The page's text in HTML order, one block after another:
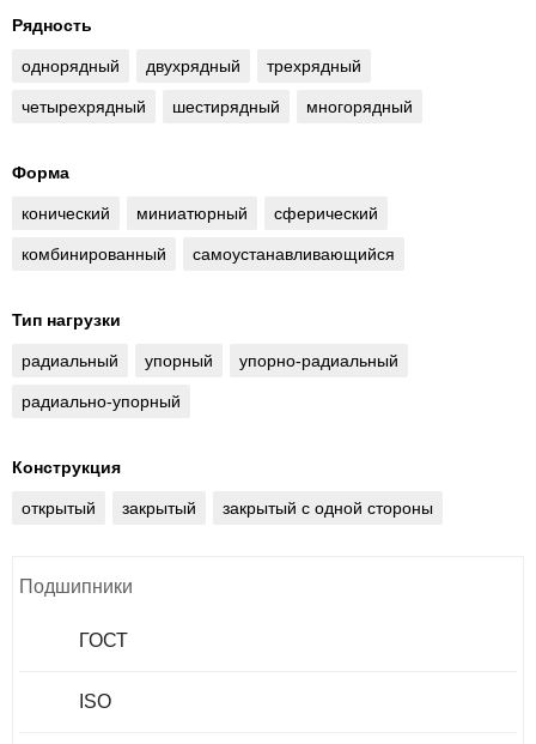
Рядность
однорядный двухрядный трехрядный
четырехрядный шестирядный многорядный
Форма
конический миниатюрный сферический
комбинированный самоустанавливающийся
Тип нагрузки
радиальный упорный упорно-радиальный
радиально-упорный
Конструкция
открытый закрытый закрытый с одной стороны
Подшипники
ГОСТ
ISO